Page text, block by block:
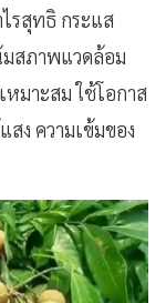
รสุทธิ กระแส
สภาพแวดล้อม
มาะสม ใช้โอกาส
สง ความเข้มของ